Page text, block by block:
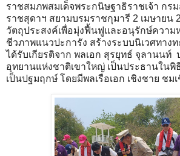
ราชสมภพสมเด็จพระกนิษฐาธิราชเจ้า กร
ราชสุดาฯ สยามบรมราชกุมารี 2 เมษายน
วัตถุประสงค์เพื่อมุ่งฟื้นฟูและอนุรักษ์ความ
ชีวภาพแนวปะการัง สร้างระบบนิเวศทางท
ได้รับเกียรติจาก พลเอก สุรยุทธ์ จุลานน
อุทยานแห่งชาติเขาใหญ่ เป็นประธานในพิ
เป็นปฐมฤกษ์ โดยมีพลเรือเอก เชิงชาย ชม